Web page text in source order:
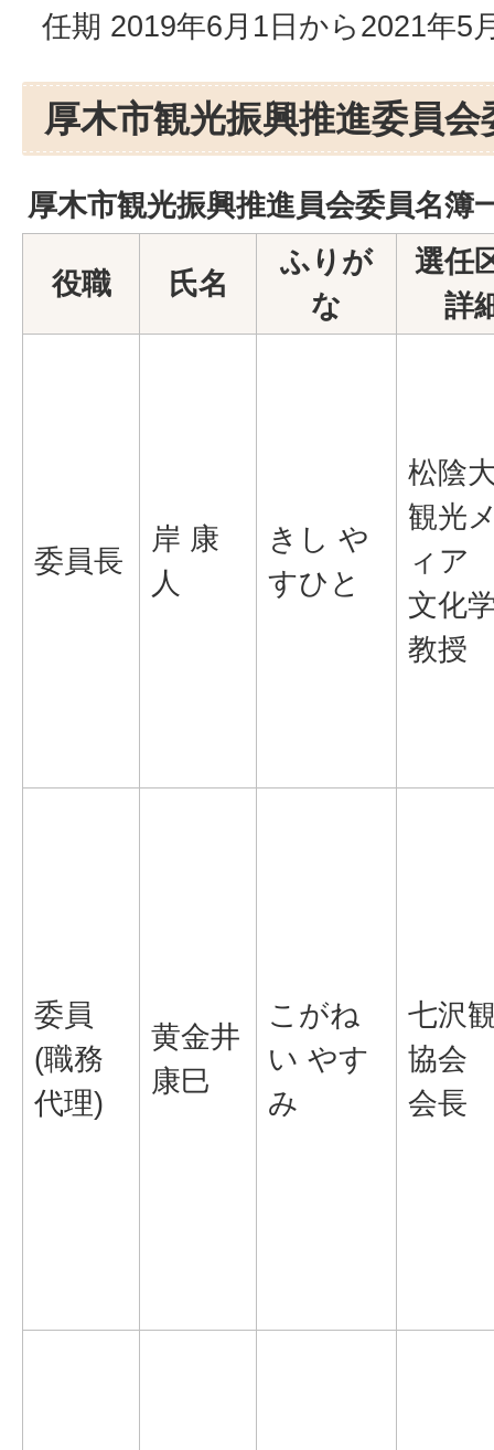
任期 2019年6月1日から2021年5
厚木市観光振興推進委員会
厚木市観光振興推進員会委員名簿
役職 氏名
ふりが
な
選任
詳
委員長
岸 康
人
きし や
すひと
松陰
観光
ィア
文化
教授
委員
(職務
代理)
黄金井
康巳
こがね
い やす
み
七沢
協会
会長